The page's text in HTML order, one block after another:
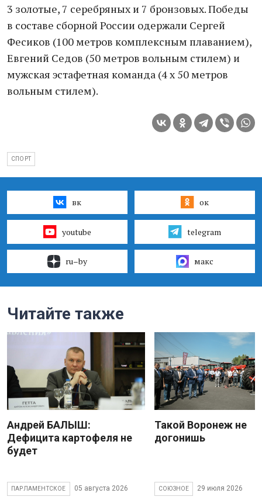
3 золотые, 7 серебряных и 7 бронзовых. Победы
в составе сборной России одержали Сергей
Фесиков (100 метров комплексным плаванием),
Евгений Седов (50 метров вольным стилем) и
мужская эстафетная команда (4 х 50 метров
вольным стилем).
СПОРТ
вк ок
youtube telegram
ru–by макс
Читайте также
Андрей БАЛЫШ:
Дефицита картофеля не
будет
ПАРЛАМЕНТСКОЕ 05 августа 2026
Такой Воронеж не
догонишь
СОЮЗНОЕ 29 июля 2026